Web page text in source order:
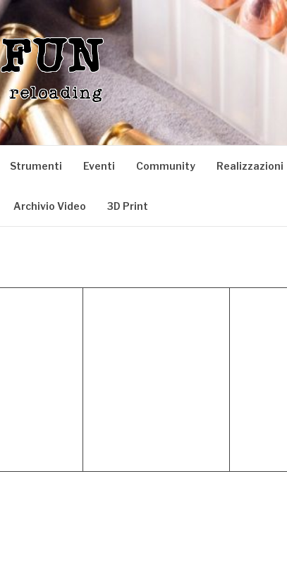
Strumenti Eventi Community Realizzazioni
Archivio Video 3D Print